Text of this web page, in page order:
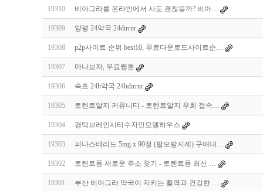
19310 비아그라를 온라인에서 사도 괜찮을까? 비아…
19309 양평 24약국 24dirrnr
19308 p2p사이트 순위 best10, 무료다운로드사이트순…
19307 마나보자, 무료웹툰
19306 속초 24h약국 24hdirrnr
19305 토렌트알지 커뮤니티 - 토렌트알지 우회 접속…
19304 평택브레인시티수자인모델하우스
19303 피나스테리드 5mg x 90정 (탈모방지제) 구매대…
19302 토렌트퐁 새로운 주소 찾기 - 토렌트퐁 최신 …
19301 부산 비아그라 약국이 지키는 활력과 건강한 …